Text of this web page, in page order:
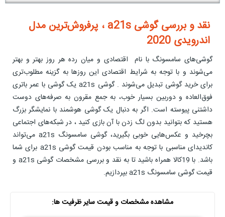
نقد و بررسی گوشی a21s ، پرفروش‌ترین مدل
اندرویدی 2020
گوشی‌های سامسونگ با نام اقتصادی و میان رده هر روز بهتر و بهتر
می‌شوند و با توجه به شرایط اقتصادی این روزها به گزینه مطلوب‌تری
برای خرید گوشی تبدیل می‌شوند . گوشی a21s یک گوشی با عمر باتری
فوق‌العاده و دوربین بسیار خوب، به جمع مقرون به صرفه‌های دوست
داشتنی پیوسته است. اگر به دنبال یک گوشی هوشمند با نمایشگر بزرگ
هستید که بتوانید بدون لگ زدن با آن بازی کنید ، در شبکه‌های اجتماعی
بچرخید و عکس‌هایی خوبی بگیرید، گوشی سامسونگ a21s می‌تواند
کاندیدای مناسبی با توجه به مناسب بودن قیمت گوشی a21s برای شما
باشد. با 19کالا همراه باشید تا به نقد و بررسی مشخصات گوشی a21s و
قیمت گوشی سامسونگ a21s بپردازیم.
مشاهده مشخصات و قیمت سایر ظرفیت ها: